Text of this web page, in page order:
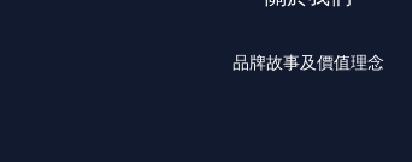
品牌故事及價值理念